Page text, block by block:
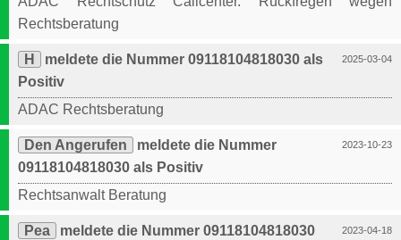
Rechtsberatung
2025-03-04
H
meldete die Nummer 09118104818030 als
Positiv
ADAC Rechtsberatung
2023-10-23
Den Angerufen
meldete die Nummer
09118104818030 als Positiv
Rechtsanwalt Beratung
2023-04-18
Pea
meldete die Nummer 09118104818030